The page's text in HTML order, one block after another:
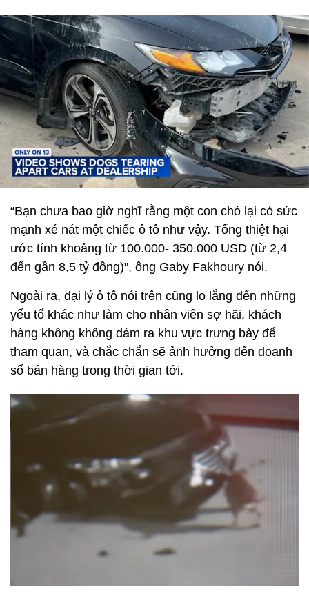
“Bạn chưa bao giờ nghĩ rằng một con chó lại có sức
mạnh xé nát một chiếc ô tô như vậy. Tổng thiệt hại
ước tính khoảng từ 100.000- 350.000 USD (từ 2,4
đến gần 8,5 tỷ đồng)", ông Gaby Fakhoury nói.
Ngoài ra, đại lý ô tô nói trên cũng lo lắng đến những
yếu tố khác như làm cho nhân viên sợ hãi, khách
hàng không không dám ra khu vực trưng bày để
tham quan, và chắc chắn sẽ ảnh hưởng đến doanh
số bán hàng trong thời gian tới.